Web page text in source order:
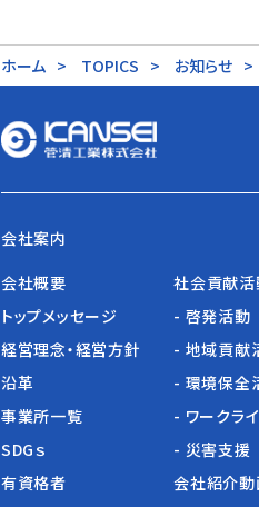
ホーム TOPICS お知らせ
会社案内
会社概要
トップメッセージ
経営理念・経営方針
沿革
事業所一覧
SDGｓ
有資格者
社会貢献活
- 啓発活動
- 地域貢献
- 環境保全
- ワークラ
- 災害支援
会社紹介動